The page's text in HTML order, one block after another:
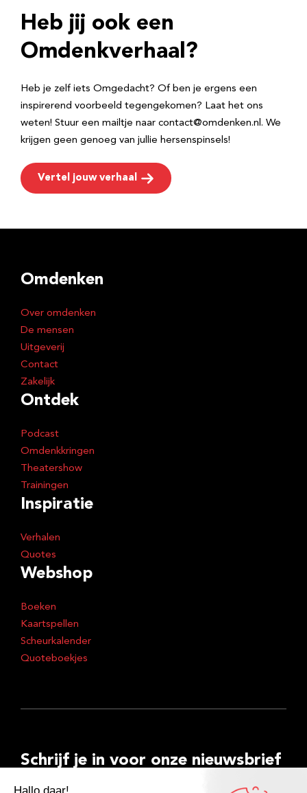
r
e
Heb jij ook een
Omdenkverhaal?
Heb je zelf iets Omgedacht? Of ben je ergens een
inspirerend voorbeeld tegengekomen? Laat het ons
weten! Stuur een mailtje naar contact@omdenken.nl. We
krijgen geen genoeg van jullie hersenspinsels!
Vertel jouw verhaal
Omdenken
Over omdenken
De mensen
Uitgeverij
Contact
Zakelijk
Ontdek
Podcast
Omdenkkringen
Theatershow
Trainingen
Inspiratie
Verhalen
Quotes
Webshop
Boeken
Kaartspellen
Scheurkalender
Quoteboekjes
Schrijf je in voor onze nieuwsbrief